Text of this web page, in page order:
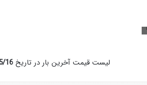
لیست قیمت آخرین بار در تاریخ